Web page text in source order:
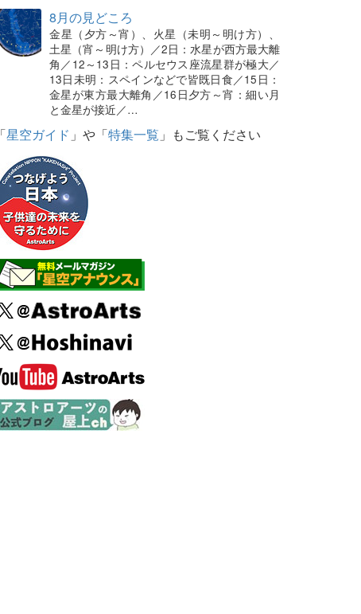
8月の見どころ
金星（夕方～宵）、火星（未明～明け方）、
土星（宵～明け方）／2日：水星が西方最大離
角／12～13日：ペルセウス座流星群が極大／
13日未明：スペインなどで皆既日食／15日：
金星が東方最大離角／16日夕方～宵：細い月
と金星が接近／…
「星空ガイド 」や「特集一覧 」もご覧ください